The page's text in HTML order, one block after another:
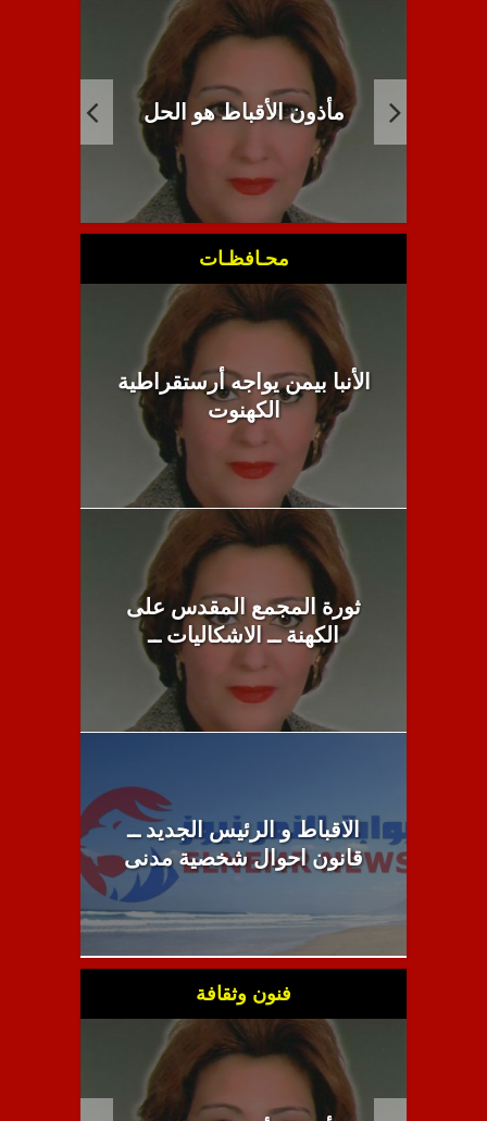
انبطاح اللاهوت القبطي
محـافظـات
الأنبا بيمن يواجه أرستقراطية
الكهنوت
ثورة المجمع المقدس على
الكهنة ــ الاشكاليات ــ
الاقباط و الرئيس الجديد ــ
قانون احوال شخصية مدنى
فنون وثقافة